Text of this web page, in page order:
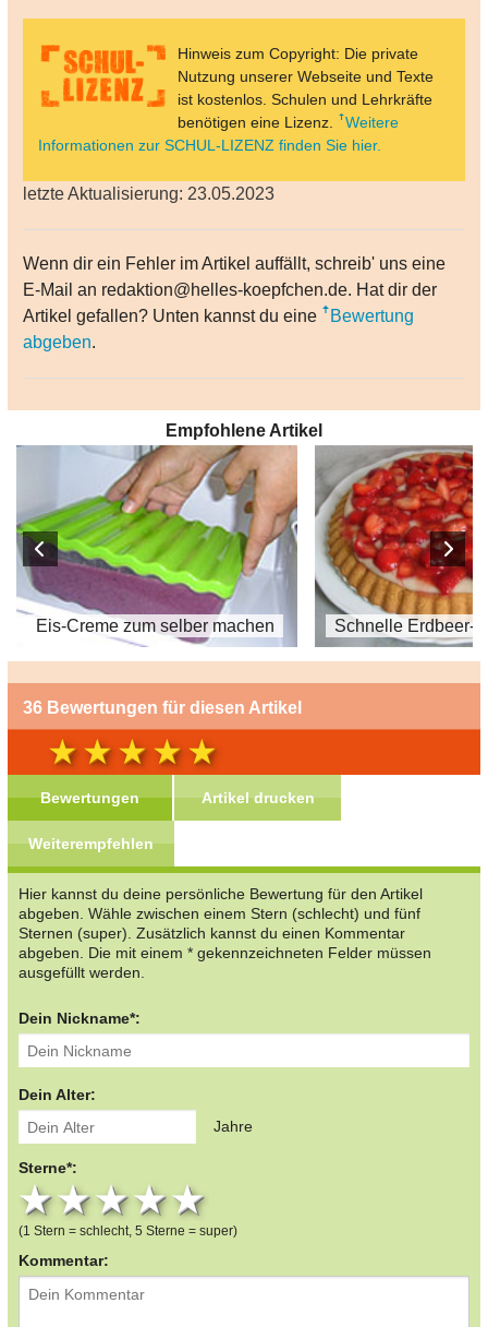
Hinweis zum Copyright: Die private
Nutzung unserer Webseite und Texte
ist kostenlos. Schulen und Lehrkräfte
benötigen eine Lizenz.
Weitere
Informationen zur SCHUL-LIZENZ finden Sie hier.
letzte Aktualisierung: 23.05.2023
Wenn dir ein Fehler im Artikel auffällt, schreib' uns eine
E-Mail an redaktion@helles-koepfchen.de. Hat dir der
Artikel gefallen? Unten kannst du eine
Bewertung
abgeben.
Empfohlene Artikel
Eis-Creme zum selber machen Schnelle Erdbeer-
36 Bewertungen für diesen Artikel
Bewertungen Artikel drucken
Weiterempfehlen
Hier kannst du deine persönliche Bewertung für den Artikel
abgeben. Wähle zwischen einem Stern (schlecht) und fünf
Sternen (super). Zusätzlich kannst du einen Kommentar
abgeben. Die mit einem * gekennzeichneten Felder müssen
ausgefüllt werden.
Dein Nickname*:
Dein Alter:
Jahre
Sterne*:
4 stars
3 stars
2 stars
1 star
(1 Stern = schlecht, 5 Sterne = super)
Kommentar: